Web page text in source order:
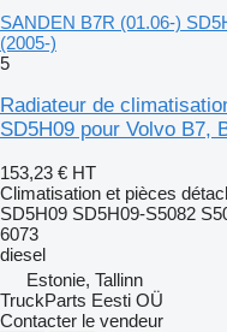
SANDEN B7R (01.06-)
(2005-)
5
Radiateur de
SD5H09 pour Volvo B7,
153,23 € HT
Climatisation et pièces
SD5H09 SD5H09-S5082
6073
diesel
Estonie, Tallinn
TruckParts Eesti OÜ
Contacter le vendeur